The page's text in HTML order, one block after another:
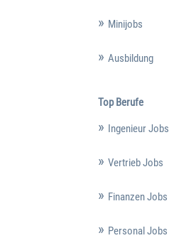
Minijobs
Ausbildung
Top Berufe
Ingenieur Jobs
Vertrieb Jobs
Finanzen Jobs
Personal Jobs